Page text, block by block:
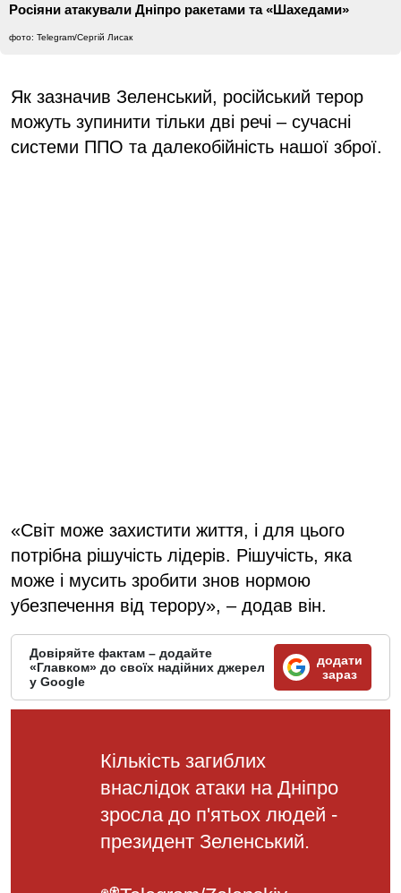
Росіяни атакували Дніпро ракетами та «Шахедами»
фото: Telegram/Сергій Лисак
Як зазначив Зеленський, російський терор
можуть зупинити тільки дві речі – сучасні
системи ППО та далекобійність нашої зброї.
«Світ може захистити життя, і для цього
потрібна рішучість лідерів. Рішучість, яка
може і мусить зробити знов нормою
убезпечення від терору», – додав він.
Довіряйте фактам – додайте
«Главком» до своїх надійних джерел
у Google
додати
зараз
Кількість загиблих
внаслідок атаки на Дніпро
зросла до п'ятьох людей -
президент Зеленський.